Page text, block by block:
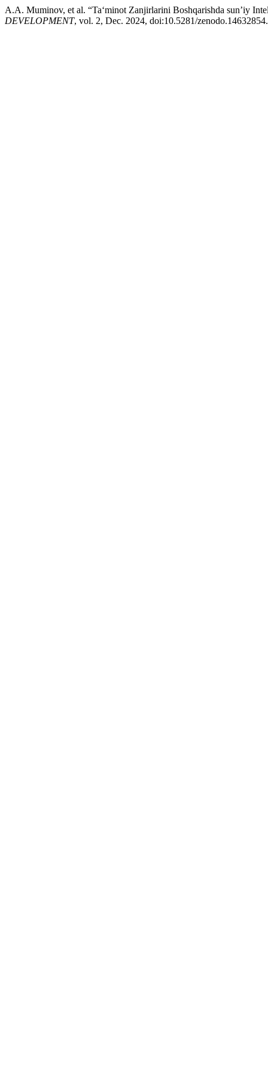
A.A. Muminov, et al. “Ta‘minot Zanjirlarini Boshqarishda sun’iy
DEVELOPMENT, vol. 2, Dec. 2024, doi:10.5281/zenodo.14632854.